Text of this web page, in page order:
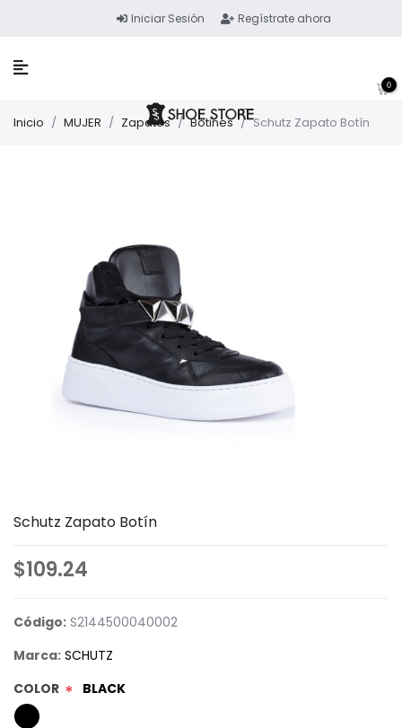
Iniciar Sesión Regístrate ahora
0
Inicio / MUJER / Zapatos / Botines / Schutz Zapato Botín
Schutz Zapato Botín
$109.24
Código: S2144500040002
Marca: SCHUTZ
COLOR * BLACK